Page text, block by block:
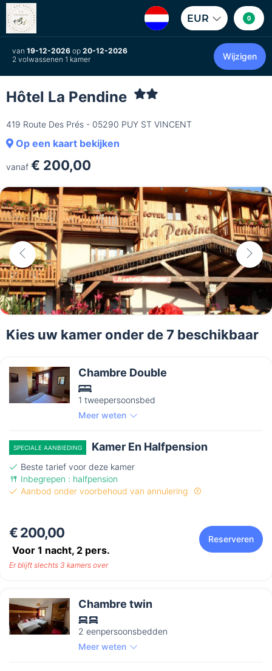
EUR 0
van 19-12-2026 op 20-12-2026
2 volwassenen 1 kamer
Wijzigen
Hôtel La Pendine
419 Route Des Prés - 05290 PUY ST VINCENT
Op een kaart bekijken
vanaf € 200,00
Kies uw kamer onder de 7 beschikbaar
Chambre Double
1 tweepersoonsbed
Meer weten
SPECIALE AANBIEDING Kamer En Halfpension
Beste tarief voor deze kamer
Inbegrepen : halfpension
Aanbod onder voorbehoud van annulering
€ 200,00
Voor 1 nacht, 2 pers.
Reserveren
Er blijft slechts 3 kamers over
Chambre twin
2 eenpersoonsbedden
Meer weten